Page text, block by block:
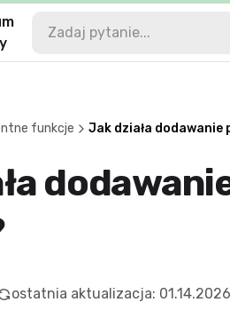
funkcje Jak działa dodawanie
ostatnia aktualizacja: 01.14.2026